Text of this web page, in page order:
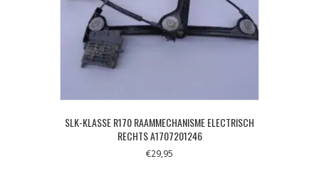
SLK-KLASSE R170 RAAMMECHANISME ELECTRISCH
RECHTS A1707201246
€29,95